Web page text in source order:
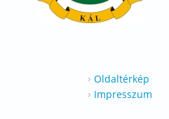
Oldaltérkép
Impresszum